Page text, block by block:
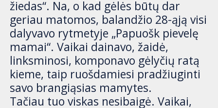
žiedas“. Na, o kad gėlės būtų dar
geriau matomos, balandžio 28-ąją visi
dalyvavo rytmetyje „Papuošk pievelę
mamai“. Vaikai dainavo, žaidė,
linksminosi, komponavo gėlyčių ratą
kieme, taip ruošdamiesi pradžiuginti
savo brangiąsias mamytes.
Tačiau tuo viskas nesibaigė. Vaikai,